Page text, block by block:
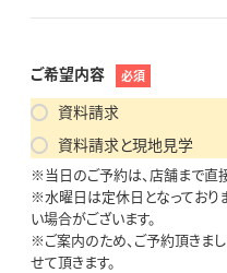
ご希望内容 必須
資料請求
資料請求と現地見学
※当日のご予約は、店舗まで直
※水曜日は定休日となっており
い場合がございます。
※ご案内のため、ご予約頂きま
せて頂きます。